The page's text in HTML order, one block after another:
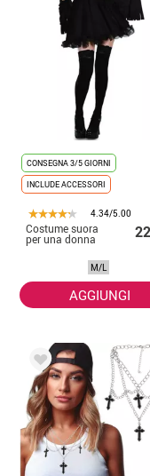
CONSEGNA 3/5 GIORNI
INCLUDE ACCESSORI
4.34/5.00
Costume suora
per una donna
M/L
AGGIUNGI